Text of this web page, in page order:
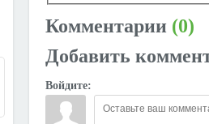
Прокат
Мастер-
Комментарии (0)
Добавить
Войдите: